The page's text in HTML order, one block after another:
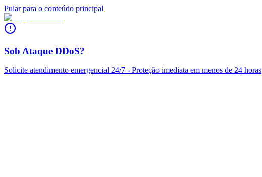
Pular para o conteúdo principal
Sob Ataque DDoS?
Solicite atendimento emergencial 24/7 - Proteção imediata em menos de 24 horas